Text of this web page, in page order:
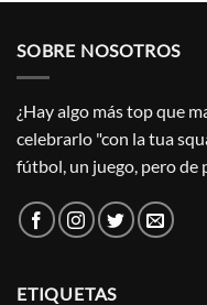
SOBRE NOSOTROS
¿Hay algo más top que
celebrarlo "con la tua
fútbol, un juego, pero de
ETIQUETAS